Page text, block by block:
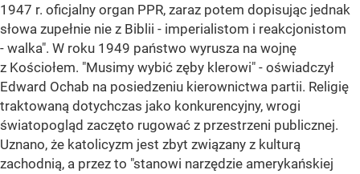
1947 r. oficjalny organ PPR, zaraz potem dopisując jednak
słowa zupełnie nie z Biblii - imperialistom i reakcjonistom
- walka". W roku 1949 państwo wyrusza na wojnę
z Kościołem. "Musimy wybić zęby klerowi" - oświadczył
Edward Ochab na posiedzeniu kierownictwa partii. Religię
traktowaną dotychczas jako konkurencyjny, wrogi
światopogląd zaczęto rugować z przestrzeni publicznej.
Uznano, że katolicyzm jest zbyt związany z kulturą
zachodnią, a przez to "stanowi narzędzie amerykańskiej